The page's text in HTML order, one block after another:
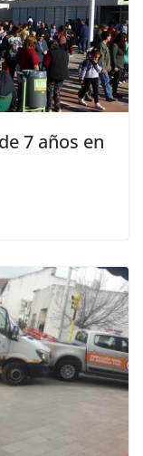
7 años en